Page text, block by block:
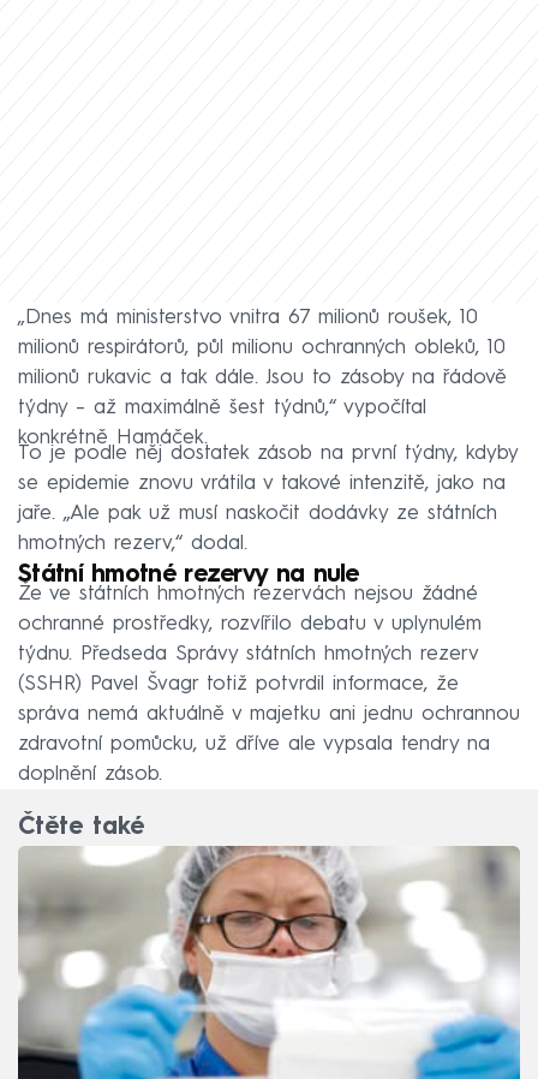
„Dnes má ministerstvo vnitra 67 milionů roušek, 10
milionů respirátorů, půl milionu ochranných obleků, 10
milionů rukavic a tak dále. Jsou to zásoby na řádově
týdny – až maximálně šest týdnů,“ vypočítal
konkrétně Hamáček.
To je podle něj dostatek zásob na první týdny, kdyby
se epidemie znovu vrátila v takové intenzitě, jako na
jaře. „Ale pak už musí naskočit dodávky ze státních
hmotných rezerv,“ dodal.
Státní hmotné rezervy na nule
Že ve státních hmotných rezervách nejsou žádné
ochranné prostředky, rozvířilo debatu v uplynulém
týdnu. Předseda Správy státních hmotných rezerv
(SSHR) Pavel Švagr totiž potvrdil informace, že
správa nemá aktuálně v majetku ani jednu ochrannou
zdravotní pomůcku, už dříve ale vypsala tendry na
doplnění zásob.
Čtěte také